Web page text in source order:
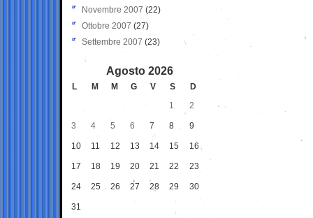
Novembre 2007 (22)
Ottobre 2007 (27)
Settembre 2007 (23)
Agosto 2026
L M M G V S
D
1
2
3 4 5 6 7 8 9
10 11 12 13 14 15 16
17 18 19 20 21 22 23
24 25 26 27 28 29 30
31